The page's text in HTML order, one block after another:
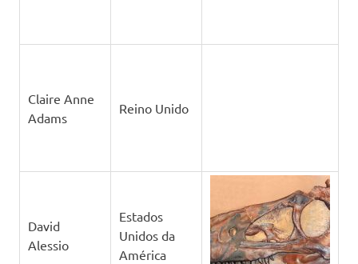
Claire Anne
Adams
Reino Unido
David
Alessio
Estados
Unidos da
América